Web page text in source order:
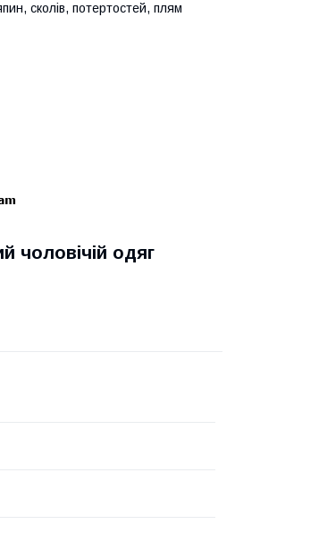
сколів, потертостей, плям
чоловічій одяг